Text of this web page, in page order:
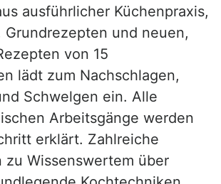
ausführlicher Küchenpraxis,
Grundrezepten und neuen,
von 15
lädt zum Nachschlagen,
Schwelgen ein. Alle
Arbeitsgänge werden
erklärt. Zahlreiche
zu Wissenswertem über